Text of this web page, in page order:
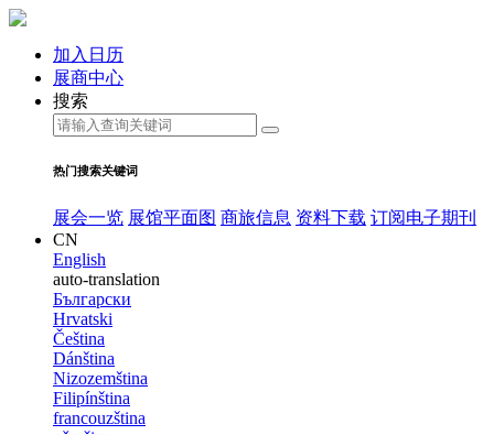
加入日历
展商中心
搜索
热门搜索关键词
展会一览 展馆平面图 商旅信息 资料下载 订阅电子期刊
CN
English
auto-translation
Български
Hrvatski
Čeština
Dánština
Nizozemština
Filipínština
francouzština